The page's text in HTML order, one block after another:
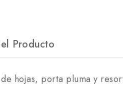
Producto
hojas, porta pluma y